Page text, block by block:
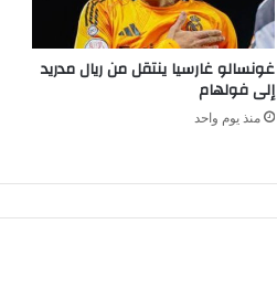
غونسالو غارسيا ينتقل من ريال مدريد
إلى فولهام
منذ يوم واحد